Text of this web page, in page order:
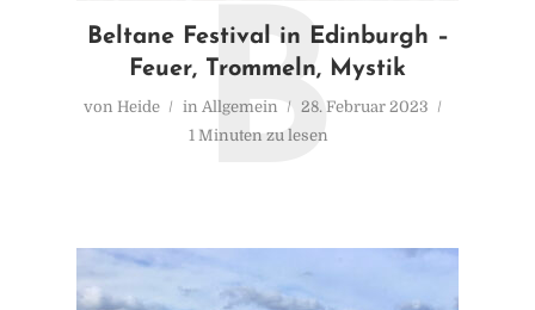
Beltane Festival in Edinburgh –
Feuer, Trommeln, Mystik
von Heide in Allgemein
28. Februar 2023
1 Minuten zu lesen
B